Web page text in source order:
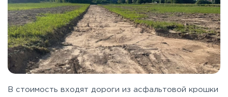
В стоимость входят дороги из асфальтовой крошки